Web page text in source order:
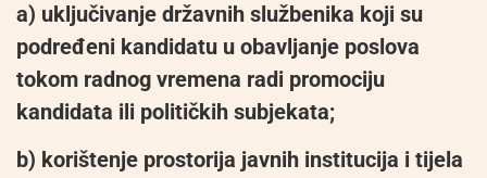
a) uključivanje državnih službenika koji su
podređeni kandidatu u obavljanje poslova
tokom radnog vremena radi promociju
kandidata ili političkih subjekata;
b) korištenje prostorija javnih institucija i tijela